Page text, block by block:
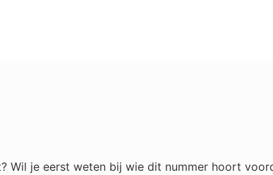
Wil je eerst weten bij wie dit nummer hoort